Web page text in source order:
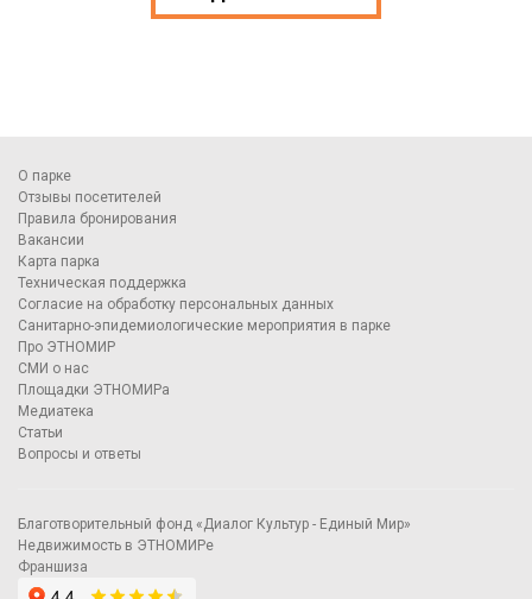
О парке
Отзывы посетителей
Правила бронирования
Вакансии
Карта парка
Техническая поддержка
Согласие на обработку персональных данных
Санитарно-эпидемиологические мероприятия в парке
Про ЭТНОМИР
СМИ о нас
Площадки ЭТНОМИРа
Медиатека
Статьи
Вопросы и ответы
Благотворительный фонд «Диалог Культур - Единый Мир»
Недвижимость в ЭТНОМИРе
Франшиза